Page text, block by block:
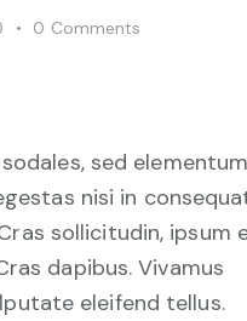
0 Comments
sed
nisi in
sollicitudin, ipsum
dapibus. Vivamus
eleifend tellus.